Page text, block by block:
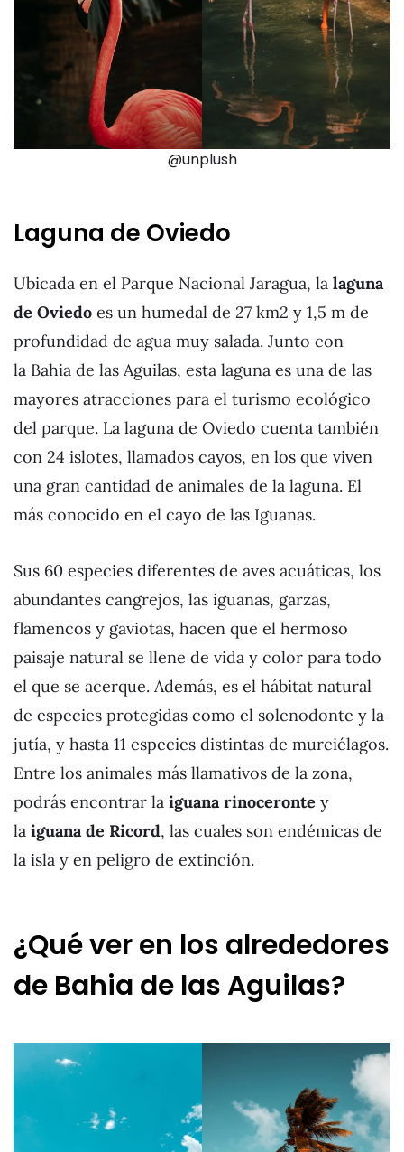
@unplush
Laguna de Oviedo
Ubicada en el Parque Nacional Jaragua, la laguna
de Oviedo es un humedal de 27 km2 y 1,5 m de
profundidad de agua muy salada. Junto con
la Bahia de las Aguilas, esta laguna es una de las
mayores atracciones para el turismo ecológico
del parque. La laguna de Oviedo cuenta también
con 24 islotes, llamados cayos, en los que viven
una gran cantidad de animales de la laguna. El
más conocido en el cayo de las Iguanas.
Sus 60 especies diferentes de aves acuáticas, los
abundantes cangrejos, las iguanas, garzas,
flamencos y gaviotas, hacen que el hermoso
paisaje natural se llene de vida y color para todo
el que se acerque. Además, es el hábitat natural
de especies protegidas como el solenodonte y la
jutía, y hasta 11 especies distintas de murciélagos.
Entre los animales más llamativos de la zona,
podrás encontrar la iguana rinoceronte y
la iguana de Ricord, las cuales son endémicas de
la isla y en peligro de extinción.
¿Qué ver en los alrededores
de Bahia de las Aguilas?